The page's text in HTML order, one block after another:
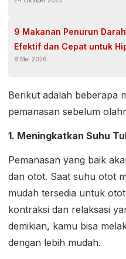
9 Makanan Penurun
Efektif dan Cepat untuk
8 Mei 2026
Berikut adalah beberapa
pemanasan sebelum
1. Meningkatkan Suhu
Pemanasan yang baik
dan otot. Saat suhu otot
mudah tersedia untuk
kontraksi dan relaksasi
demikian, kamu bisa
dengan lebih mudah.